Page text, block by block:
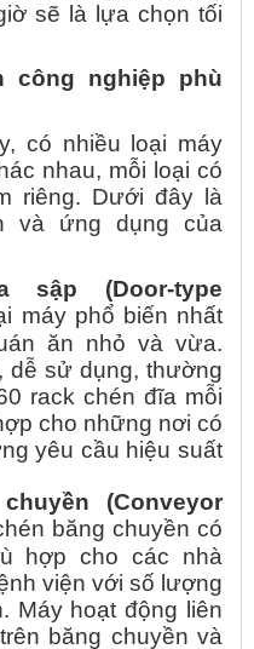
sẽ là lựa chọn tối
công nghiệp phù
có nhiều loại máy
nhau, mỗi loại có
riêng. Dưới đây là
và ứng dụng của
(Door-type
máy phổ biến nhất
ăn nhỏ và vừa.
dễ sử dụng, thường
rack chén đĩa mỗi
cho những nơi có
yêu cầu hiệu suất
(Conveyor
băng chuyền có
hợp cho các nhà
viện với số lượng
Máy hoạt động liên
băng chuyền và